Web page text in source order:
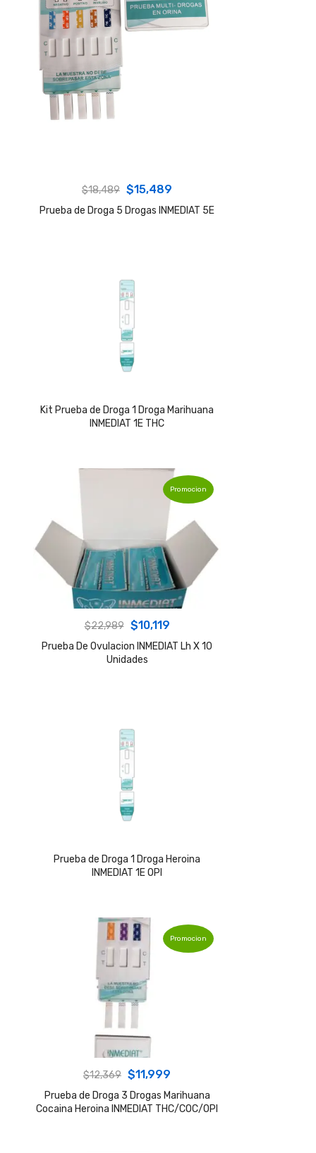
$18,489 Original
price
$15,489
price
Prueba de Droga 5 Drogas INMEDIAT 5E
Kit Prueba de Droga 1 Droga Marihuana
INMEDIAT 1E THC
Promocion
$22,989 Original
price
was:
$10,119Current
price
Prueba De Ovulacion INMEDIAT Lh X 10
Unidades
Prueba de Droga 1 Droga Heroina
INMEDIAT 1E OPI
Promocion
$12,369 Original
price
was:
$11,999
price
is:
Prueba de Droga 3 Drogas Marihuana
Cocaina Heroina INMEDIAT THC/COC/OPI